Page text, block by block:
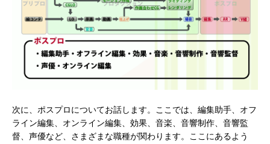
次に、ポスプロについてお話します。ここでは、編集助手、オフ
ライン編集、オンライン編集、効果、音楽、音響制作、音響監
督、声優など、さまざまな職種が関わります。ここにあるよう